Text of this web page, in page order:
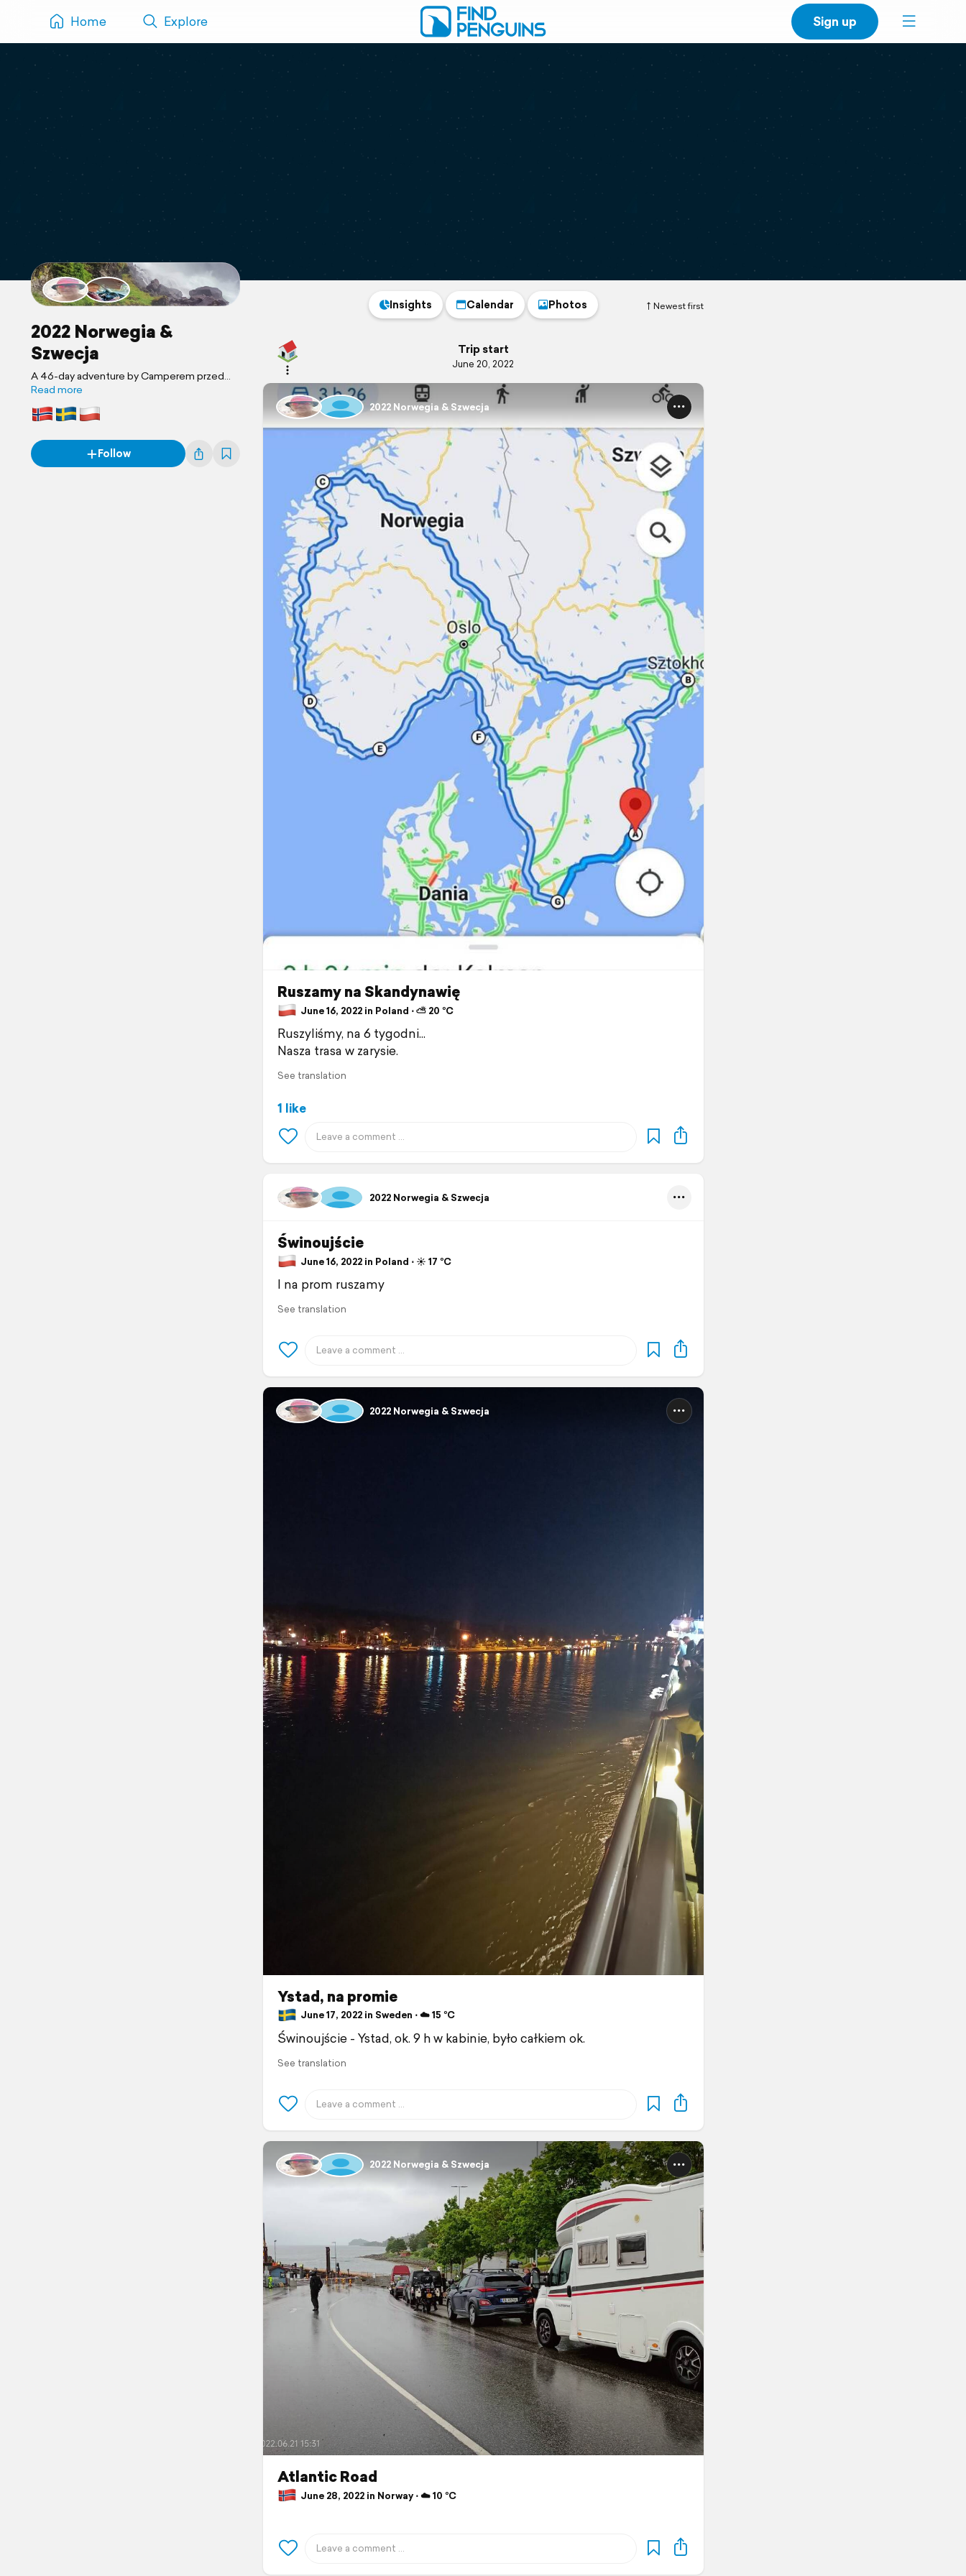
Home Explore Sign up
2022 Norwegia &
Szwecja
A 46-day adventure by Camperem przed
siebie & Ewa
Read more
Follow
Newest first
Insights Calendar Photos
Trip start
June 20, 2022
2022 Norwegia & Szwecja
Ruszamy na Skandynawię
June 16, 2022 in Poland ⋅ ⛅ 20 °C
Ruszyliśmy, na 6 tygodni...
Nasza trasa w zarysie.
See translation
1 like
2022 Norwegia & Szwecja
Świnoujście
June 16, 2022 in Poland ⋅ ☀️ 17 °C
I na prom ruszamy
See translation
2022 Norwegia & Szwecja
Ystad, na promie
June 17, 2022 in Sweden ⋅ ☁️ 15 °C
Świnoujście - Ystad, ok. 9 h w kabinie, było całkiem ok.
See translation
2022 Norwegia & Szwecja
Atlantic Road
June 28, 2022 in Norway ⋅ ☁️ 10 °C